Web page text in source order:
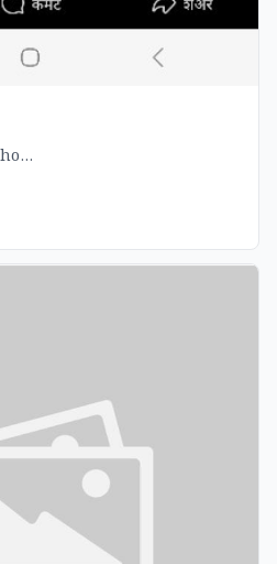
Shhaurya Swapnil Bhosale